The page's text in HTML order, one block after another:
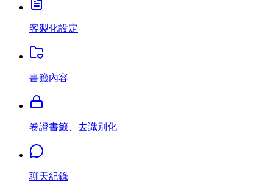
客製化設定
書籤內容
卷證書籤、去識別化
聊天紀錄